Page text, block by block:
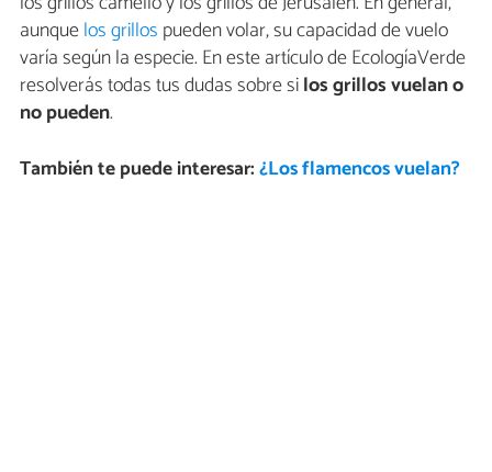
aunquelos grillos pueden volar, su capacidad de vuelo
varía según la especie. En este artículo de EcologíaVerde
resolverás todas tus dudas sobre silos grillos vuelan o
no pueden.
También te puede interesar:¿Los flamencos vuelan?